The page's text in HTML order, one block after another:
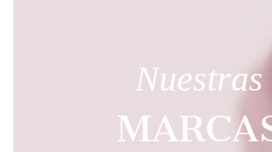
Nuestras